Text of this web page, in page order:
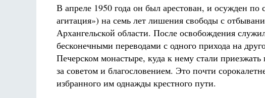
В апреле 1950 года он был арестован, и осужден по
агитация») на семь лет лишения свободы с
Архангельской области. После освобождения
бесконечными переводами с одного прихода на
Печерском монастыре, куда к нему стали
за советом и благословением. Это почти
избранного им однажды крестного пути.